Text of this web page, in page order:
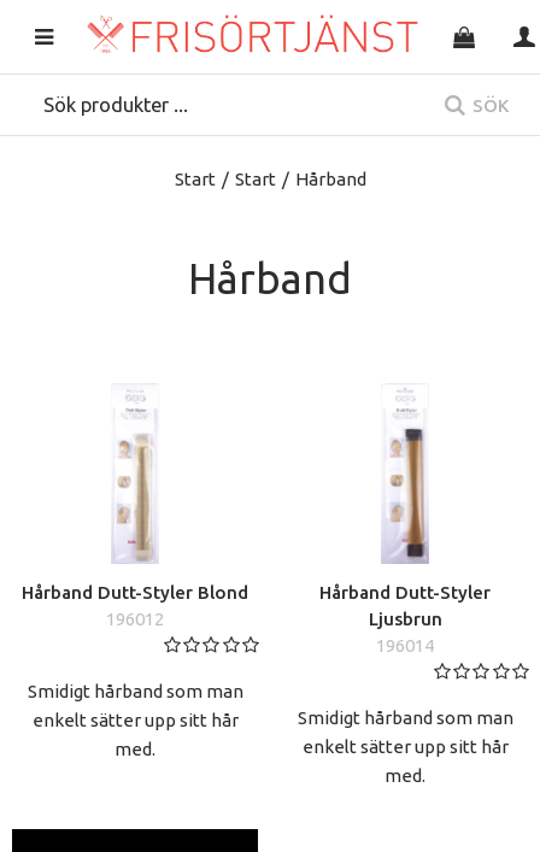
SÖK
Start / Start / Hårband
Hårband
Hårband Dutt-Styler Blond
196012
Smidigt hårband som man
enkelt sätter upp sitt hår
med.
Hårband Dutt-Styler
Ljusbrun
196014
Smidigt hårband som man
enkelt sätter upp sitt hår
med.